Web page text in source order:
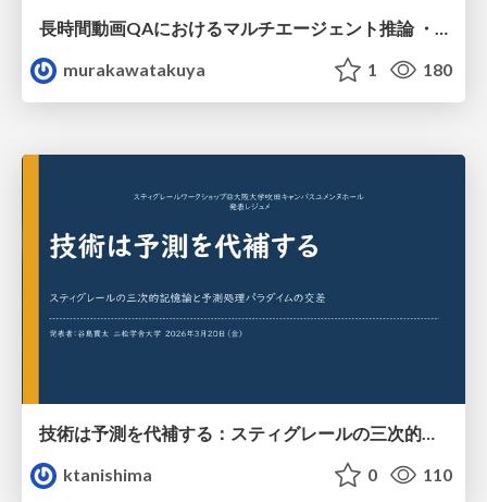
murakawatakuya
1 180
技術は予測を代補する：スティグレールの三次的記憶論と予測処理パラダイムの交差
ktanishima
0 110